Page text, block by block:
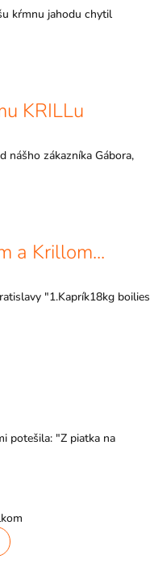
kŕmnu jahodu chytil
KRILLu
nášho zákazníka Gábora,
a Krillom...
"1.Kaprík18kg boilies
potešila: "Z piatka na